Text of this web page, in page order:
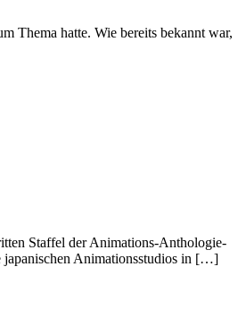
Thema hatte. Wie bereits bekannt war,
Staffel der Animations-Anthologie-
japanischen Animationsstudios in […]